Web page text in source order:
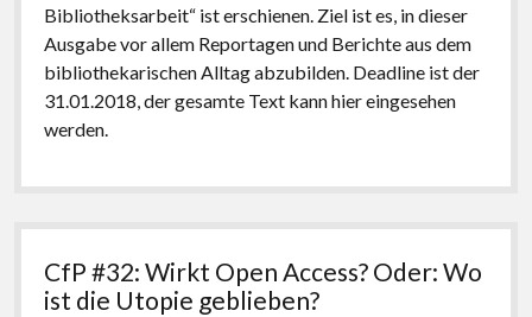
Bibliotheksarbeit“ ist erschienen. Ziel ist es, in dieser
Ausgabe vor allem Reportagen und Berichte aus dem
bibliothekarischen Alltag abzubilden. Deadline ist der
31.01.2018, der gesamte Text kann hier eingesehen
werden.
CfP #32: Wirkt Open Access? Oder: Wo
ist die Utopie geblieben?